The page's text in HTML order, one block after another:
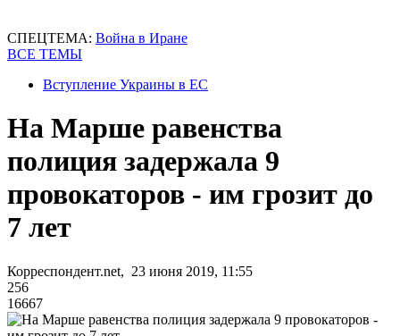
СПЕЦТЕМА: Война в Иране
ВСЕ ТЕМЫ
Вступление Украины в ЕС
На Марше равенства
полиция задержала 9
провокаторов - им грозит до
7 лет
Корреспондент.net, 23 июня 2019, 11:55
256
16667